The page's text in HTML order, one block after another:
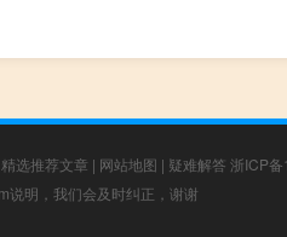
精选推荐文章 | 网站地图 | 疑难解答 浙ICP
说明，我们会及时纠正，谢谢